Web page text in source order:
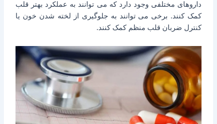
داروهای مختلفی وجود دارد که می توانند به عملکرد بهتر قلب
کمک کنند. برخی می توانند به جلوگیری از لخته شدن خون یا
کنترل ضربان قلب منظم کمک کنند.